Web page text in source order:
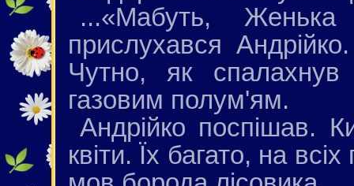
...«Мабуть,
прислухався
Чутно, як спалахнув
газовим полум'ям.
Андрійко поспішав.
квіти. Їх багато, на